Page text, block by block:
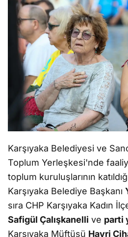
Karşıyaka Belediyesi ve
Toplum Yerleşkesi'nde
toplum kuruluşlarının
Karşıyaka Belediye Başkanı
sıra CHP Karşıyaka Kadın
Safigül Çalışkanelli ve parti
Karşıyaka Müftüsü Hayri